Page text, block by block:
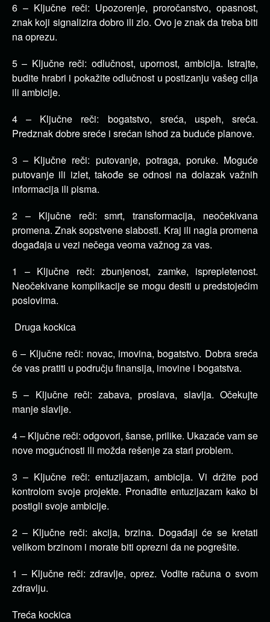
6 – Ključne reči: Upozorenje, proročanstvo, opasnost,
znak koji signalizira dobro ili zlo. Ovo je znak da treba biti
na oprezu.
5 – Ključne reči: odlučnost, upornost, ambicija. Istrajte,
budite hrabri i pokažite odlučnost u postizanju vašeg cilja
ili ambicije.
4 – Ključne reči: bogatstvo, sreća, uspeh, sreća.
Predznak dobre sreće i srećan ishod za buduće planove.
3 – Ključne reči: putovanje, potraga, poruke. Moguće
putovanje ili izlet, takođe se odnosi na dolazak važnih
informacija ili pisma.
2 – Ključne reči: smrt, transformacija, neočekivana
promena. Znak sopstvene slabosti. Kraj ili nagla promena
događaja u vezi nečega veoma važnog za vas.
1 – Ključne reči: zbunjenost, zamke, isprepletenost.
Neočekivane komplikacije se mogu desiti u predstojećim
poslovima.
Druga kockica
6 – Ključne reči: novac, imovina, bogatstvo. Dobra sreća
će vas pratiti u području finansija, imovine i bogatstva.
5 – Ključne reči: zabava, proslava, slavlja. Očekujte
manje slavlje.
4 – Ključne reči: odgovori, šanse, prilike. Ukazaće vam se
nove mogućnosti ili možda rešenje za stari problem.
3 – Ključne reči: entuzijazam, ambicija. Vi držite pod
kontrolom svoje projekte. Pronađite entuzijazam kako bi
postigli svoje ambicije.
2 – Ključne reči: akcija, brzina. Događaji će se kretati
velikom brzinom i morate biti oprezni da ne pogrešite.
1 – Ključne reči: zdravlje, oprez. Vodite računa o svom
zdravlju.
Treća kockica